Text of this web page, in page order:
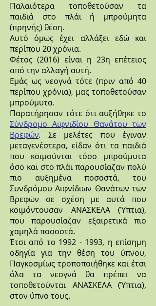
Παλαιότερα τοποθετούσαν τα
παιδιά στο πλάι ή μπρούμητα
(πρηνής) θέση.
Αυτό όμως έχει αλλάξει εδώ και
περίπου 20 χρόνια.
Φέτος (2016) είναι η 23η επέτειος
από την αλλαγή αυτή.
Εμάς ως νεογνά τότε (πριν από 40
περίπου χρόνια), μας τοποθετούσαν
μπρούμυτα.
Παρατήρησαν τότε ότι αυξήθηκε το
Σύνδρομο Αιφνιδίου Θανάτου των
Βρεφών. Σε μελέτες που έγιναν
μεταγενέστερα, είδαν ότι τα παιδιά
που κοιμούνται τόσο μπρούμυτα
όσο και στο πλάι παρουσίαζαν πολύ
πιο αυξημένα ποσοστά, του
Συνδρόμου Αιφνίδιων Θανάτων των
Βρεφών σε σχέση με αυτά που
κοιμόντουσαν ΑΝΑΣΚΕΛΑ (Ύπτια),
που παρουσίαζαν εξαιρετικά πιο
χαμηλά ποσοστά.
Έτσι από το 1992 - 1993, η επίσημη
οδηγία για την θέση του ύπνου,
Παγκοσμίως τροποποιήθηκε και έτσι
όλα τα νεογνά θα πρέπει να
τοποθετούνται ΑΝΑΣΚΕΛΑ (Ύπτια),
στον ύπνο τους.